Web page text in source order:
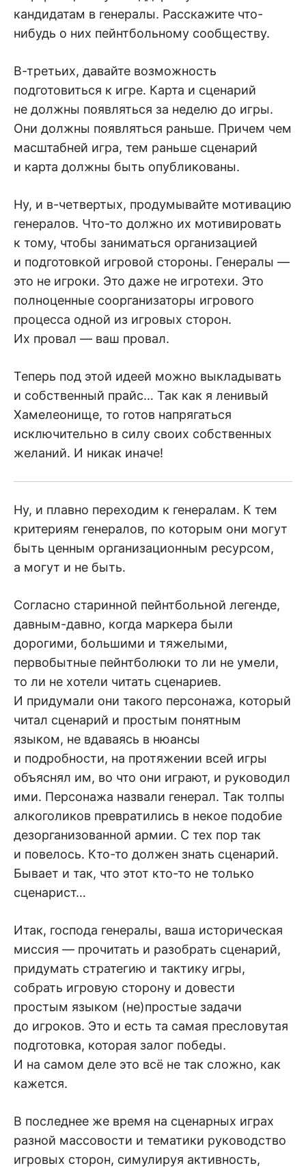
кандидатам в генералы. Расскажите что-
нибудь о них пейнтбольному сообществу.
В-третьих, давайте возможность
подготовиться к игре. Карта и сценарий
не должны появляться за неделю до игры.
Они должны появляться раньше. Причем чем
масштабней игра, тем раньше сценарий
и карта должны быть опубликованы.
Ну, и в-четвертых, продумывайте мотивацию
генералов. Что-то должно их мотивировать
к тому, чтобы заниматься организацией
и подготовкой игровой стороны. Генералы —
это не игроки. Это даже не игротехи. Это
полноценные соорганизаторы игрового
процесса одной из игровых сторон.
Их провал — ваш провал.
Теперь под этой идеей можно выкладывать
и собственный прайс… Так как я ленивый
Хамелеонище, то готов напрягаться
исключительно в силу своих собственных
желаний. И никак иначе!
Ну, и плавно переходим к генералам. К тем
критериям генералов, по которым они могут
быть ценным организационным ресурсом,
а могут и не быть.
Согласно старинной пейнтбольной легенде,
давным-давно, когда маркера были
дорогими, большими и тяжелыми,
первобытные пейнтболюки то ли не умели,
то ли не хотели читать сценариев.
И придумали они такого персонажа, который
читал сценарий и простым понятным
языком, не вдаваясь в нюансы
и подробности, на протяжении всей игры
объяснял им, во что они играют, и руководил
ими. Персонажа назвали генерал. Так толпы
алкоголиков превратились в некое подобие
дезорганизованной армии. С тех пор так
и повелось. Кто-то должен знать сценарий.
Бывает и так, что этот кто-то не только
сценарист…
Итак, господа генералы, ваша историческая
миссия — прочитать и разобрать сценарий,
придумать стратегию и тактику игры,
собрать игровую сторону и довести
простым языком (не)простые задачи
до игроков. Это и есть та самая пресловутая
подготовка, которая залог победы.
И на самом деле это всё не так сложно, как
кажется.
В последнее же время на сценарных играх
разной массовости и тематики руководство
игровых сторон, симулируя активность,